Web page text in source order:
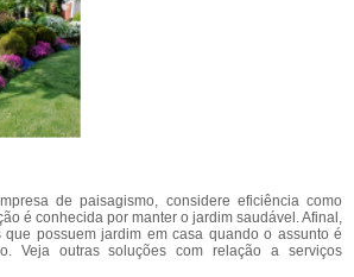
de paisagismo, considere eficiência como
é conhecida por manter o jardim saudável. Afinal,
possuem jardim em casa quando o assunto é
Veja outras soluções com relação a serviços